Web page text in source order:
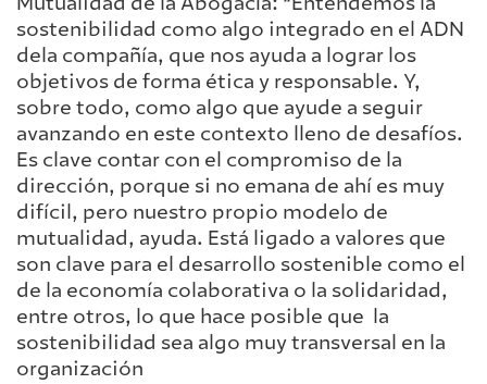
sostenibilidad como algo integrado en el ADN
dela compañía, que nos ayuda a lograr los
objetivos de forma ética y responsable. Y,
sobre todo, como algo que ayude a seguir
avanzando en este contexto lleno de desafíos.
Es clave contar con el compromiso de la
dirección, porque si no emana de ahí es muy
difícil, pero nuestro propio modelo de
mutualidad, ayuda. Está ligado a valores que
son clave para el desarrollo sostenible como el
de la economía colaborativa o la solidaridad,
entre otros, lo que hace posible que la
sostenibilidad sea algo muy transversal en la
organización